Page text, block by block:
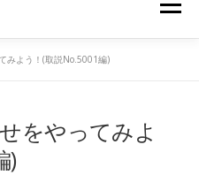
メニュー
ショップリスト
みよう！(取説No.5001編)
をやってみよ
)